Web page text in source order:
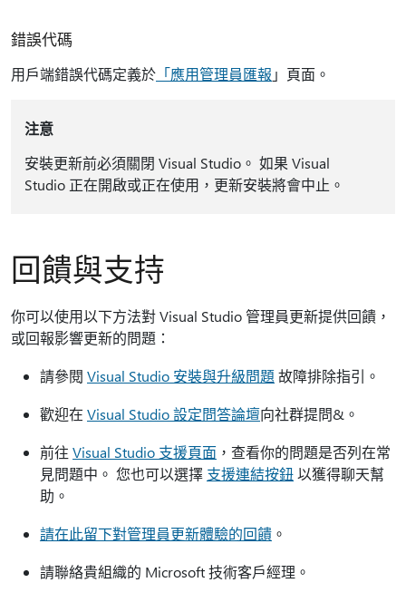
錯誤代碼
用戶端錯誤代碼定義於 「應用管理員匯報 」頁面。
注意
安裝更新前必須關閉 Visual Studio。 如果 Visual
Studio 正在開啟或正在使用，更新安裝將會中止。
回饋與支持
你可以使用以下方法對 Visual Studio 管理員更新提供回饋，
或回報影響更新的問題：
請參閱 Visual Studio 安裝與升級問題故障排除指引。
歡迎在 Visual Studio 設定問答論壇向社群提問&。
前往 Visual Studio 支援頁面 ，查看你的問題是否列在常
見問題中。 您也可以選擇 支援連結按鈕以獲得聊天幫
助。
請在此留下對管理員更新體驗的回饋 。
請聯絡貴組織的 Microsoft 技術客戶經理。